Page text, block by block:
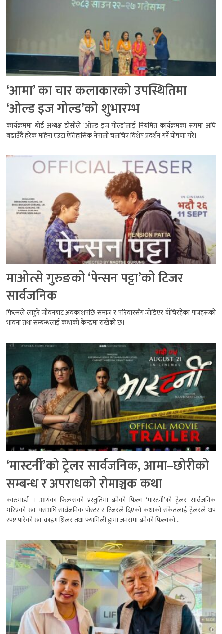
‘आमा’ का चार कलाकारको उपस्थितिमा
‘ओल्ड इज गोल्ड’को शुभारम्भ
कार्यक्रममा बोर्ड अध्यक्ष डीसीले ‘ओल्ड इज गोल्ड’लाई नियमित कार्यक्रमका रूपमा अघि
बढाउँदै हरेक महिना एउटा ऐतिहासिक नेपाली चलचित्र विशेष प्रदर्शन गर्ने घोषणा गरे।
माओत्से गुरुङको ‘पेन्सन पट्टा’को टिजर
सार्वजनिक
फिल्मले लाहुरे जीवनबाट अवकाशपछि समाज र परिवारसँग जोडिएर बाँचिरहेका पात्रहरूको
भावना तथा सम्बन्धलाई कथाको केन्द्रमा राखेको छ।
‘मास्टर्नी’को ट्रेलर सार्वजनिक, आमा–छोरीको
सम्बन्ध र अपराधको रोमाञ्चक कथा
काठमाडौं । आयंका फिल्म्सको प्रस्तुतिमा बनेको फिल्म ‘मास्टर्नी’को ट्रेलर सार्वजनिक
गरिएको छ। यसअघि सार्वजनिक पोस्टर र टिजरले दिएको कथाको संकेतलाई ट्रेलरले थप
स्पष्ट पारेको छ। क्राइम थ्रिलर तथा फ्यामिली ड्रामा जनरामा बनेको फिल्मको...